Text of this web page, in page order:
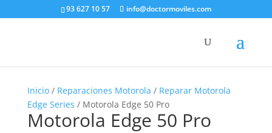
93 627 10 57 info@doctormoviles.com
Inicio/ Reparaciones Motorola / Reparar Motorola
Edge Series / Motorola Edge 50 Pro
Motorola Edge 50 Pro